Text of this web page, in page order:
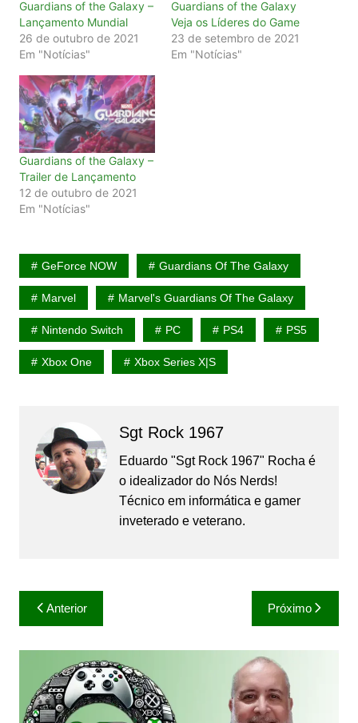
Guardians of the Galaxy –
Lançamento Mundial
26 de outubro de 2021
Em "Notícias"
Guardians of the Galaxy
Veja os Líderes do Game
23 de setembro de 2021
Em "Notícias"
Guardians of the Galaxy –
Trailer de Lançamento
12 de outubro de 2021
Em "Notícias"
GeForce NOW Guardians Of The Galaxy
Marvel Marvel's Guardians Of The Galaxy
Nintendo Switch PC PS4 PS5
Xbox One Xbox Series X|S
Sgt Rock 1967
Eduardo "Sgt Rock 1967" Rocha é
o idealizador do Nós Nerds!
Técnico em informática e gamer
inveterado e veterano.
Navegação
de
Post
Anterior Próximo